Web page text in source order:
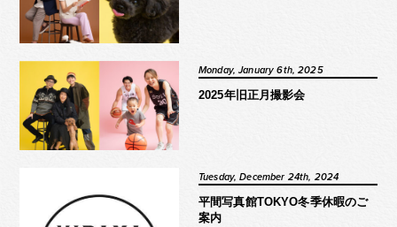
Monday, January 6th, 2025
2025年旧正月撮影会
Tuesday, December 24th, 2024
平間写真館TOKYO冬季休暇のご
案内